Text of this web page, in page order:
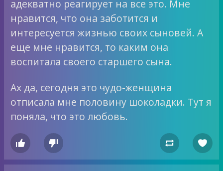
адекватно реагирует на все это. Мне
нравится, что она заботится и
интересуется жизнью своих сыновей. А
еще мне нравится, то каким она
воспитала своего старшего сына.
Ах да, сегодня это чудо-женщина
отписала мне половину шоколадки. Тут я
поняла, что это любовь.
   